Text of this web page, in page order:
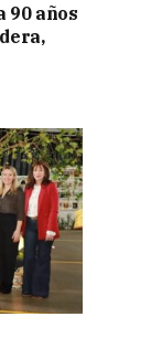
90 años